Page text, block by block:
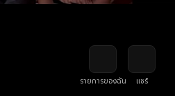
รายการของฉัน
แชร์